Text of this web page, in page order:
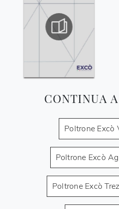
CONTINUA
Poltrone Excò
Poltrone Excò
Poltrone Excò